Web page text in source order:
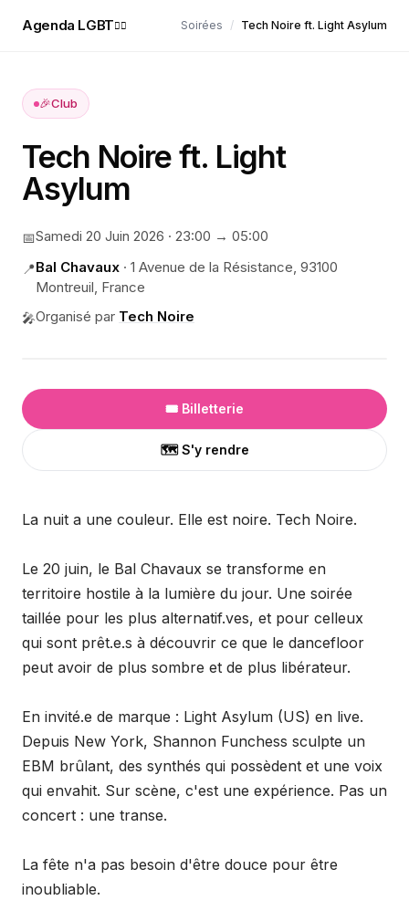
Agenda LGBT🏳️‍🌈 Soirées / Tech Noire ft. Light Asylum
🎉Club
Tech Noire ft. Light
Asylum
📅Samedi 20 Juin 2026 · 23:00 → 05:00
📍Bal Chavaux · 1 Avenue de la Résistance, 93100
Montreuil, France
🎤Organisé par Tech Noire
🎟️ Billetterie
🗺️ S'y rendre
La nuit a une couleur. Elle est noire. Tech Noire.
Le 20 juin, le Bal Chavaux se transforme en
territoire hostile à la lumière du jour. Une soirée
taillée pour les plus alternatif.ves, et pour celleux
qui sont prêt.e.s à découvrir ce que le dancefloor
peut avoir de plus sombre et de plus libérateur.
En invité.e de marque : Light Asylum (US) en live.
Depuis New York, Shannon Funchess sculpte un
EBM brûlant, des synthés qui possèdent et une voix
qui envahit. Sur scène, c'est une expérience. Pas un
concert : une transe.
La fête n'a pas besoin d'être douce pour être
inoubliable.